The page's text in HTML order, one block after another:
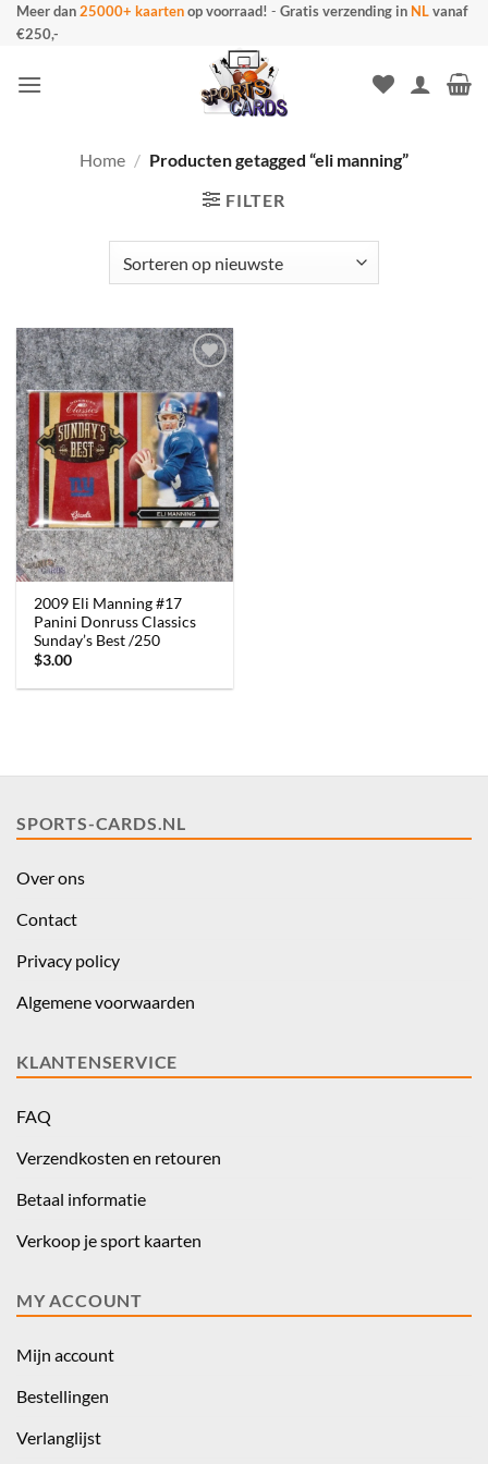
Ga
naar
Meer dan25000+ kaartenop voorraad! - Gratis verzending in NLvanaf
€250,-
Home / Producten getagged “eli manning”
FILTER
2009 Eli Manning #17
Panini Donruss Classics
Sunday’s Best /250
$3.00
SPORTS-CARDS.NL
Over ons
Contact
Privacy policy
Algemene voorwaarden
KLANTENSERVICE
FAQ
Verzendkosten en retouren
Betaal informatie
Verkoop je sport kaarten
MY ACCOUNT
Mijn account
Bestellingen
Verlanglijst